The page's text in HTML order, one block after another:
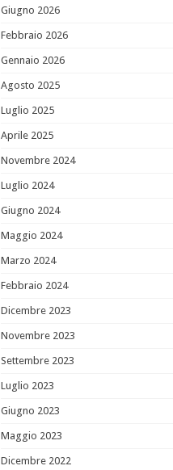
Giugno 2026
Febbraio 2026
Gennaio 2026
Agosto 2025
Luglio 2025
Aprile 2025
Novembre 2024
Luglio 2024
Giugno 2024
Maggio 2024
Marzo 2024
Febbraio 2024
Dicembre 2023
Novembre 2023
Settembre 2023
Luglio 2023
Giugno 2023
Maggio 2023
Dicembre 2022